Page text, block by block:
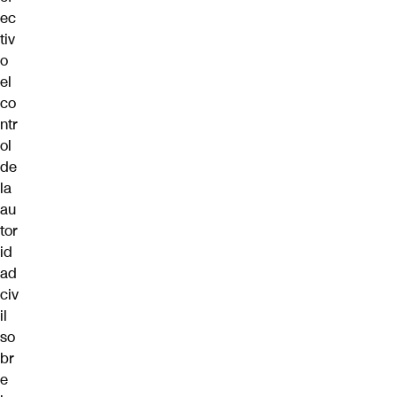
ec
tiv
o
el
co
ntr
ol
de
la
au
tor
id
ad
civ
il
so
br
e